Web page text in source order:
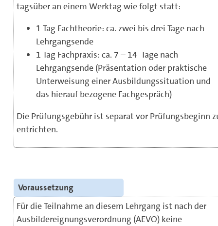
tagsüber an einem Werktag wie folgt statt:
1 Tag Fachtheorie: ca. zwei bis drei Tage nach
Lehrgangsende
1 Tag Fachpraxis: ca. 7 – 14 Tage nach
Lehrgangsende (Präsentation oder praktische
Unterweisung einer Ausbildungssituation und
das hierauf bezogene Fachgespräch)
Die Prüfungsgebühr ist separat vor Prüfungsbeginn
entrichten.
Voraussetzung
Für die Teilnahme an diesem Lehrgang ist nach der
Ausbildereignungsverordnung (AEVO) keine